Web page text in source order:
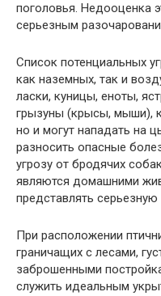
поголовья. Недооценка
серьезным
Список потенциальных
как наземных, так и
ласки, куницы, еноты,
грызуны (крысы, мыши),
но и могут нападать на
разносить опасные
угрозу от бродячих
являются домашними
представлять
При расположении
граничащих с лесами,
заброшенными
служить идеальным